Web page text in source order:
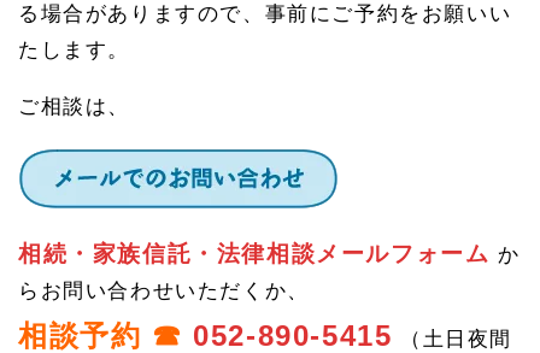
る場合がありますので、事前にご予約をお願いい
たします。
ご相談は、
相続・家族信託・法律相談メールフォーム か
らお問い合わせいただくか、
相談予約 ☎ 052-890-5415 （土日夜間